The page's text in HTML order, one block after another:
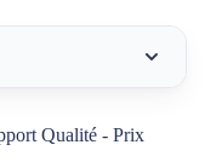
mobiles
Qualité - Prix